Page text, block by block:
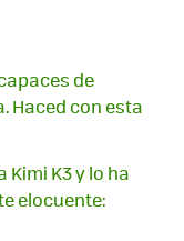
de
Haced con esta
K3 y lo ha
elocuente: